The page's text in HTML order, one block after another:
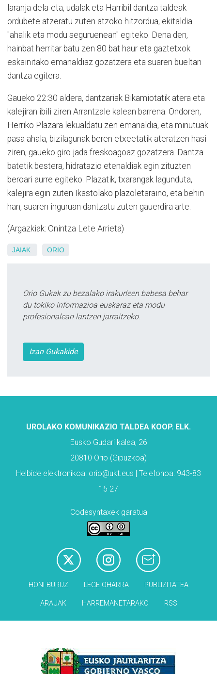
laranja dela-eta, udalak eta Harribil dantza taldeak
ordubete atzeratu zuten atzoko hitzordua, ekitaldia
"ahalik eta modu seguruenean" egiteko. Dena den,
hainbat herritar batu zen 80 bat haur eta gaztetxok
eskainitako emanaldiaz gozatzera eta suaren bueltan
dantza egitera.
Gaueko 22:30 aldera, dantzariak Bikamiotatik atera eta
kalejiran ibili ziren Arrantzale kalean barrena. Ondoren,
Herriko Plazara lekualdatu zen emanaldia, eta minutuak
pasa ahala, bizilagunak beren etxeetatik ateratzen hasi
ziren, gaueko giro jada freskoagoaz gozatzera. Dantza
batetik bestera, hidratazio etenaldiak egin zituzten
beroari aurre egiteko. Plazatik, txarangak lagunduta,
kalejira egin zuten Ikastolako plazoletaraino, eta behin
han, suaren inguruan dantzatu zuten gauerdira arte.
(Argazkiak: Onintza Lete Arrieta)
JAIAK ORIO
Orio Gukak zu bezalako irakurleen babesa behar
du tokiko informazioa euskaraz eta modu
profesionalean lantzen jarraitzeko.
Izan Gukakide
UROLAKO KOMUNIKAZIO TALDEA KOOP. ELK.
Eusko Gudari kalea, 26
20810 Orio (Gipuzkoa)
Helbide elektronikoa: orio@ukt.eus | Telefonoa: 943-83
15 27
Codesyntaxek garatua
HONI BURUZ LEGE OHARRA PUBLIZITATEA
ARAUAK HARREMANETARAKO RSS